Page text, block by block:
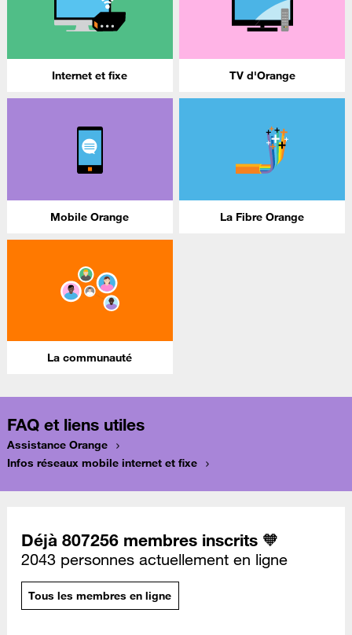
Internet et fixe TV d'Orange
Mobile Orange La Fibre Orange
La communauté
FAQ et liens utiles
Assistance Orange
Infos réseaux mobile internet et fixe
Déjà 807256 membres inscrits 🧡
2043 personnes actuellement en ligne
Tous les membres en ligne